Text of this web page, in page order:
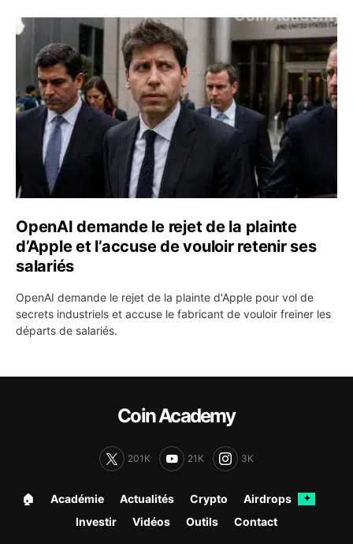
OpenAI demande le rejet de la plainte d’Apple et
OpenAI demande le rejet de la plainte
d’Apple et l’accuse de vouloir retenir ses
salariés
OpenAI demande le rejet de la plainte d'Apple pour vol de
secrets industriels et accuse le fabricant de vouloir freiner les
départs de salariés.
Coin Academy
201K 21K 3K
🏠︎ Académie Actualités Crypto Airdrops ✦
Investir Vidéos Outils Contact